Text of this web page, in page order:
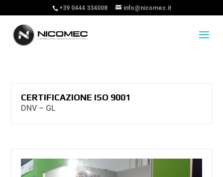
+39 0444 334008 info@nicomec.it
CERTIFICAZIONE ISO 9001
DNV – GL